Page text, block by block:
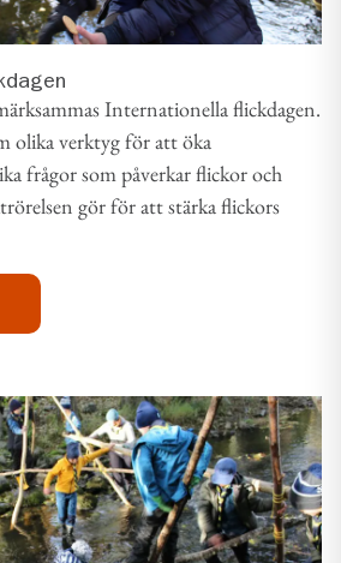
Internationella flickdagen.
olika verktyg för att öka
frågor som påverkar flickor och
gör för att stärka flickors